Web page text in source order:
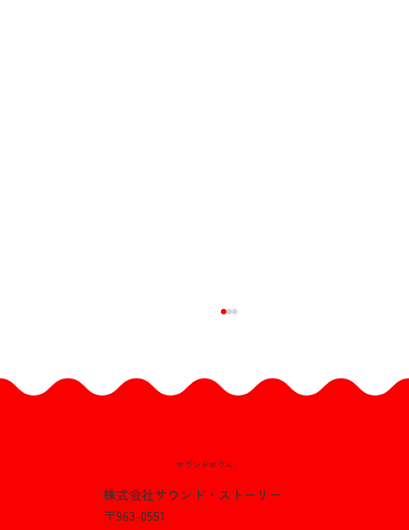
サウンドボウル
株式会社サウンド・ストーリー
〒963-0551